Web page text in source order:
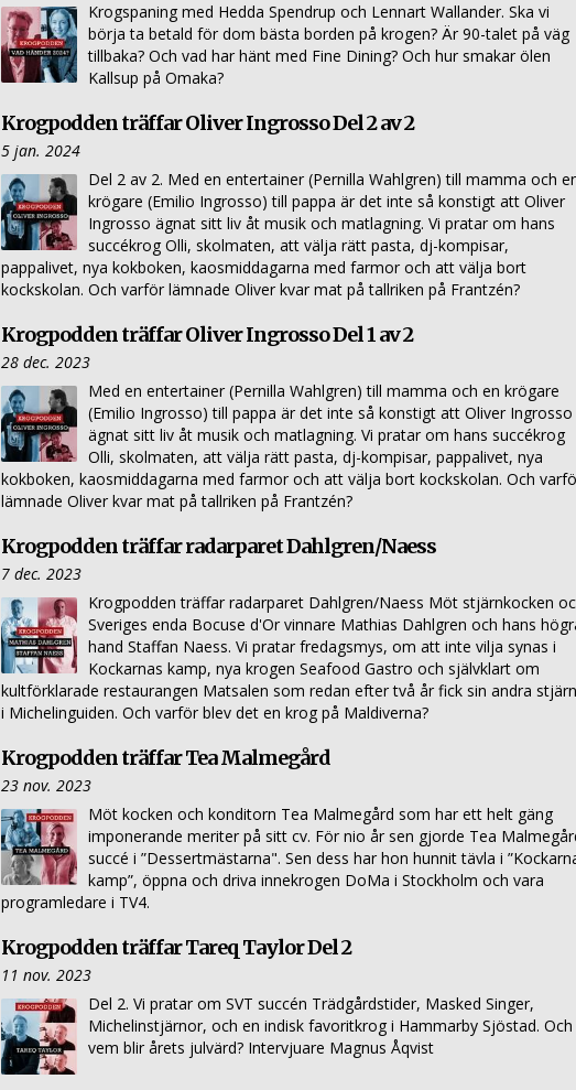
Krogspaning med Hedda Spendrup och Lennart Wallander. Ska vi
börja ta betald för dom bästa borden på krogen? Är 90-talet på väg
tillbaka? Och vad har hänt med Fine Dining? Och hur smakar ölen
Kallsup på Omaka?
Krogpodden träffar Oliver Ingrosso Del 2 av 2
5 jan. 2024
Del 2 av 2. Med en entertainer (Pernilla Wahlgren) till mamma och
krögare (Emilio Ingrosso) till pappa är det inte så konstigt att Oliver
Ingrosso ägnat sitt liv åt musik och matlagning. Vi pratar om hans
succékrog Olli, skolmaten, att välja rätt pasta, dj-kompisar,
pappalivet, nya kokboken, kaosmiddagarna med farmor och att välja bort
kockskolan. Och varför lämnade Oliver kvar mat på tallriken på Frantzén?
Krogpodden träffar Oliver Ingrosso Del 1 av 2
28 dec. 2023
Med en entertainer (Pernilla Wahlgren) till mamma och en krögare
(Emilio Ingrosso) till pappa är det inte så konstigt att Oliver Ingrosso
ägnat sitt liv åt musik och matlagning. Vi pratar om hans succékrog
Olli, skolmaten, att välja rätt pasta, dj-kompisar, pappalivet, nya
kokboken, kaosmiddagarna med farmor och att välja bort kockskolan. Och
lämnade Oliver kvar mat på tallriken på Frantzén?
Krogpodden träffar radarparet Dahlgren/Naess
7 dec. 2023
Krogpodden träffar radarparet Dahlgren/Naess Möt stjärnkocken
Sveriges enda Bocuse d'Or vinnare Mathias Dahlgren och hans
hand Staffan Naess. Vi pratar fredagsmys, om att inte vilja synas i
Kockarnas kamp, nya krogen Seafood Gastro och självklart om
kultförklarade restaurangen Matsalen som redan efter två år fick sin andra
i Michelinguiden. Och varför blev det en krog på Maldiverna?
Krogpodden träffar Tea Malmegård
23 nov. 2023
Möt kocken och konditorn Tea Malmegård som har ett helt gäng
imponerande meriter på sitt cv. För nio år sen gjorde Tea
succé i ”Dessertmästarna". Sen dess har hon hunnit tävla i
kamp”, öppna och driva innekrogen DoMa i Stockholm och vara
programledare i TV4.
Krogpodden träffar Tareq Taylor Del 2
11 nov. 2023
Del 2. Vi pratar om SVT succén Trädgårdstider, Masked Singer,
Michelinstjärnor, och en indisk favoritkrog i Hammarby Sjöstad. Och
vem blir årets julvärd? Intervjuare Magnus Åqvist